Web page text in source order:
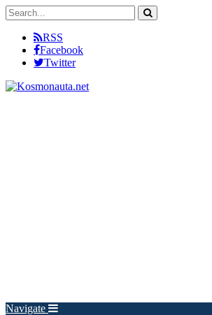
RSS
Facebook
Twitter
Navigate